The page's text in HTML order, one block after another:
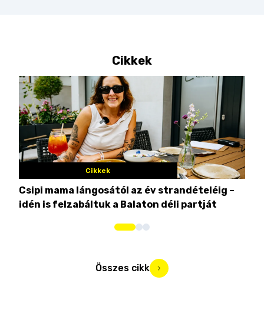
Cikkek
Cikkek
Csipi mama lángosától az év strandételéig –
idén is felzabáltuk a Balaton déli partját
Összes cikk